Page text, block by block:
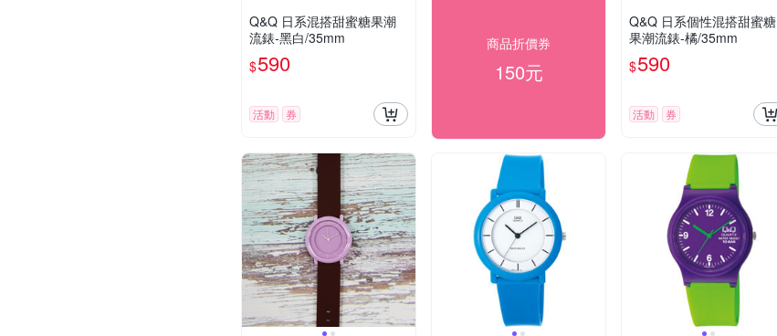
Q&Q 日系混搭甜蜜糖果潮
流錶-黑白/35mm
$590
活動 券
商品折價券
150元
Q&Q 日系個性混搭甜蜜糖
果潮流錶-橘/35mm
$590
活動 券